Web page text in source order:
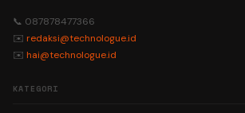
📞 087878477366
✉️ redaksi@technologue.id
✉️ hai@technologue.id
KATEGORI